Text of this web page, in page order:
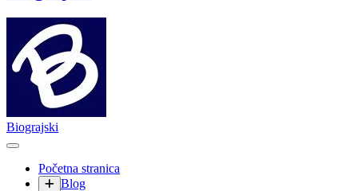
Biograjski
Početna stranica
Blog